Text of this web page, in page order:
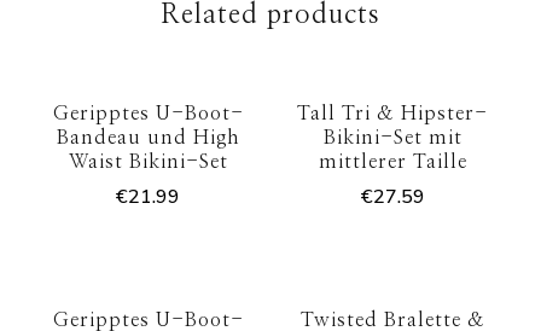
Related products
Geripptes U-Boot-
Bandeau und High
Waist Bikini-Set
€21.99
Tall Tri & Hipster-
Bikini-Set mit
mittlerer Taille
€27.59
Geripptes U-Boot-
Twisted Bralette &